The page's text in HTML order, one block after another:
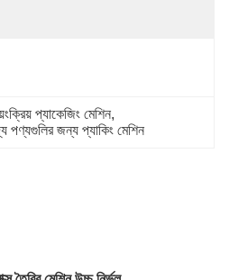
প্যাকেজিং মেশিন,
পণ্যগুলির জন্য প্যাকিং মেশিন